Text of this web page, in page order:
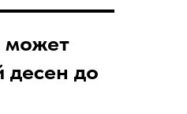
может
десен до